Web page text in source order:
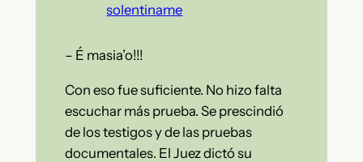
solentiname
– É masia’o!!!
Con eso fue suficiente. No hizo falta
escuchar más prueba. Se prescindió
de los testigos y de las pruebas
documentales. El Juez dictó su